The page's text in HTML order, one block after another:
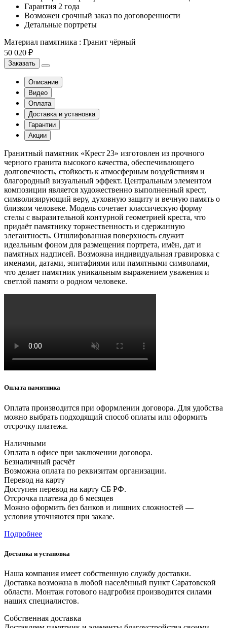
Гарантия 2 года
Возможен срочный заказ по договоренности
Детальные портреты
Материал памятника : Гранит чёрный
50 020 ₽
Заказать
Описание
Видео
Оплата
Доставка и установка
Гарантии
Акции
Гранитный памятник «Крест 23» изготовлен из прочного
черного гранита высокого качества, обеспечивающего
долговечность, стойкость к атмосферным воздействиям и
благородный визуальный эффект. Центральным элементом
композиции является художественно выполненный крест,
символизирующий веру, духовную защиту и вечную память о
близком человеке. Модель сочетает классическую форму
стелы с выразительной контурной геометрией креста, что
придаёт памятнику торжественность и сдержанную
элегантность. Отшлифованная поверхность служит
идеальным фоном для размещения портрета, имён, дат и
памятных надписей. Возможна индивидуальная гравировка с
именами, датами, эпитафиями или памятными символами,
что делает памятник уникальным выражением уважения и
светлой памяти о родном человеке.
Оплата памятника
Оплата производится при оформлении договора. Для удобства
можно выбрать подходящий способ оплаты или оформить
отсрочку платежа.
Наличными
Оплата в офисе при заключении договора.
Безналичный расчёт
Возможна оплата по реквизитам организации.
Перевод на карту
Доступен перевод на карту СБ РФ.
Отсрочка платежа до 6 месяцев
Можно оформить без банков и лишних сложностей —
условия уточняются при заказе.
Подробнее
Доставка и установка
Наша компания имеет собственную службу доставки.
Доставка возможна в любой населённый пункт Саратовской
области. Монтаж готового надгробия производится силами
наших специалистов.
Собственная доставка